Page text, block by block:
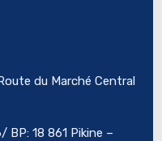
du Marché Central
18 861 Pikine –